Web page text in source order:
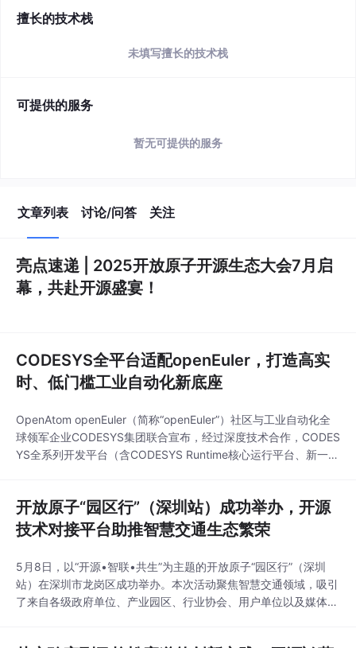
擅长的技术栈
未填写擅长的技术栈
可提供的服务
暂无可提供的服务
文章列表 讨论/问答 关注
亮点速递 | 2025开放原子开源生态大会7月启
幕，共赴开源盛宴！
CODESYS全平台适配openEuler，打造高实
时、低门槛工业自动化新底座
OpenAtom openEuler（简称“openEuler”）社区与工业自动化全
球领军企业CODESYS集团联合宣布，经过深度技术合作，CODES
YS全系列开发平台（含CODESYS Runtime核心运行平台、新一代
业物联网等领域提供「高实
开放原子“园区行”（深圳站）成功举办，开源
技术对接平台助推智慧交通生态繁荣
5月8日，以“开源•智联•共生”为主题的开放原子“园区行”（深圳
站）在深圳市龙岗区成功举办。本次活动聚焦智慧交通领域，吸引
了来自各级政府单位、产业园区、行业协会、用户单位以及媒体等